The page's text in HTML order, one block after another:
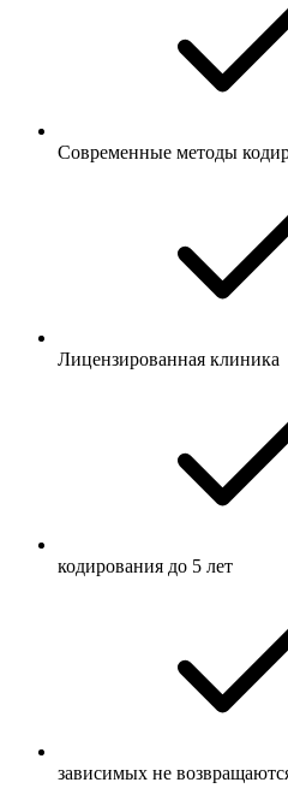
Современные методы
Лицензированная клиника
кодирования до 5 лет
зависимых не